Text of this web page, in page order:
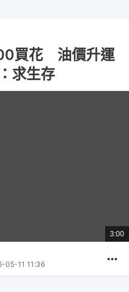
買花 油價升運
求生存
總
共
3:00
05-11 11:36